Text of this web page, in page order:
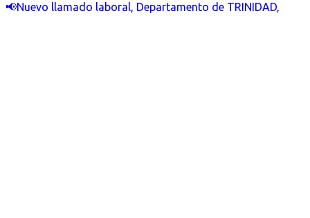
📢Nuevo llamado laboral, Departamento de TRINIDAD,